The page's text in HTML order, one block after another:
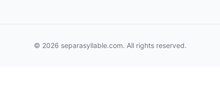
© 2026 separasyllable.com. All rights reserved.